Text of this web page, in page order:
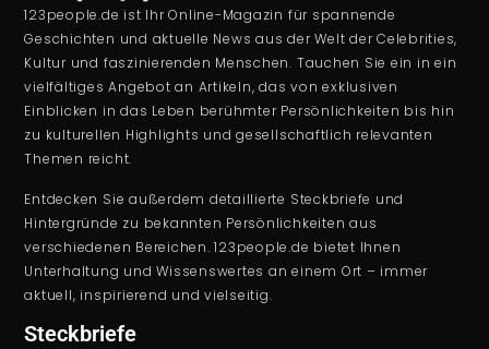
123people.de ist Ihr Online-Magazin für spannende
Geschichten und aktuelle News aus der Welt der Celebrities,
Kultur und faszinierenden Menschen. Tauchen Sie ein in ein
vielfältiges Angebot an Artikeln, das von exklusiven
Einblicken in das Leben berühmter Persönlichkeiten bis hin
zu kulturellen Highlights und gesellschaftlich relevanten
Themen reicht.
Entdecken Sie außerdem detaillierte Steckbriefe und
Hintergründe zu bekannten Persönlichkeiten aus
verschiedenen Bereichen. 123people.de bietet Ihnen
Unterhaltung und Wissenswertes an einem Ort – immer
aktuell, inspirierend und vielseitig.
Steckbriefe